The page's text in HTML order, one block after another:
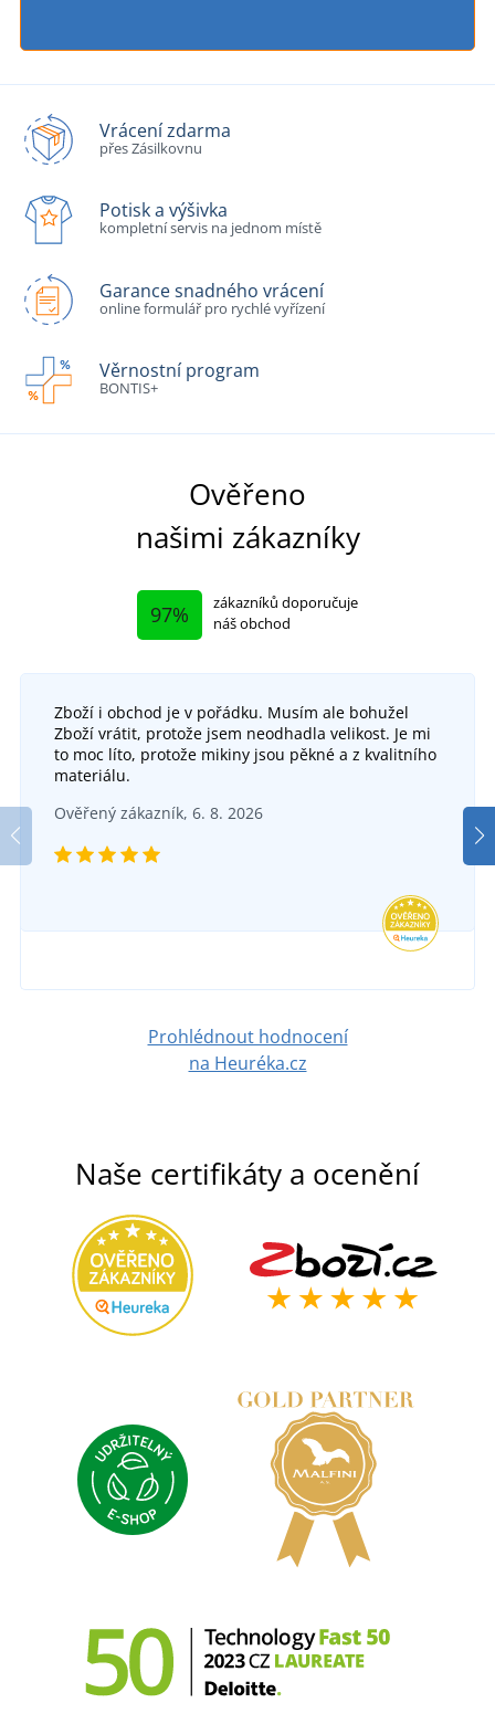
Vrácení zdarma
přes Zásilkovnu
Potisk a výšivka
kompletní servis na jednom místě
Garance snadného vrácení
online formulář pro rychlé vyřízení
Věrnostní program
BONTIS+
Ověřeno
našimi zákazníky
97%
zákazníků doporučuje
náš obchod
Zboží i obchod je v pořádku. Musím ale bohužel
Zboží vrátit, protože jsem neodhadla velikost. Je mi
to moc líto, protože mikiny jsou pěkné a z kvalitního
materiálu.
Ověřený zákazník, 6. 8. 2026
Prohlédnout hodnocení
na Heuréka.cz
Naše certifikáty a ocenění